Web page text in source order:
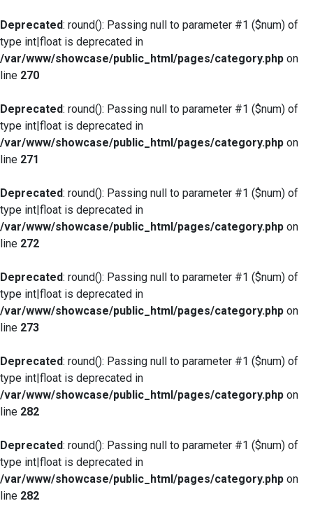
Deprecated: round(): Passing null to parameter #1 ($num) of
type int|float is deprecated in
/var/www/showcase/public_html/pages/category.php on
line 270
Deprecated: round(): Passing null to parameter #1 ($num) of
type int|float is deprecated in
/var/www/showcase/public_html/pages/category.php on
line 271
Deprecated: round(): Passing null to parameter #1 ($num) of
type int|float is deprecated in
/var/www/showcase/public_html/pages/category.php on
line 272
Deprecated: round(): Passing null to parameter #1 ($num) of
type int|float is deprecated in
/var/www/showcase/public_html/pages/category.php on
line 273
Deprecated: round(): Passing null to parameter #1 ($num) of
type int|float is deprecated in
/var/www/showcase/public_html/pages/category.php on
line 282
Deprecated: round(): Passing null to parameter #1 ($num) of
type int|float is deprecated in
/var/www/showcase/public_html/pages/category.php on
line 282